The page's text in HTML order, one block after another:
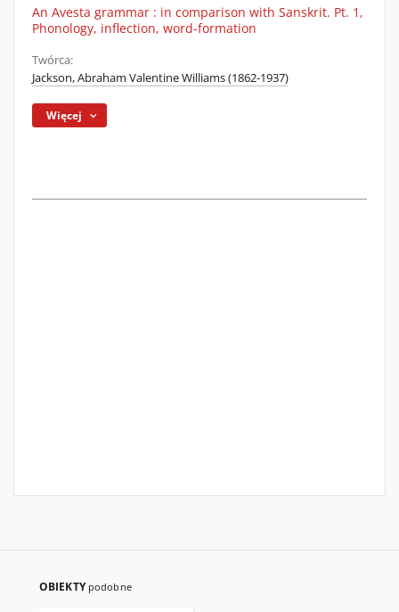
An Avesta grammar : in comparison with Sanskrit. Pt. 1,
Phonology, inflection, word-formation
Twórca:
Jackson, Abraham Valentine Williams (1862-1937)
Więcej
OBIEKTY podobne